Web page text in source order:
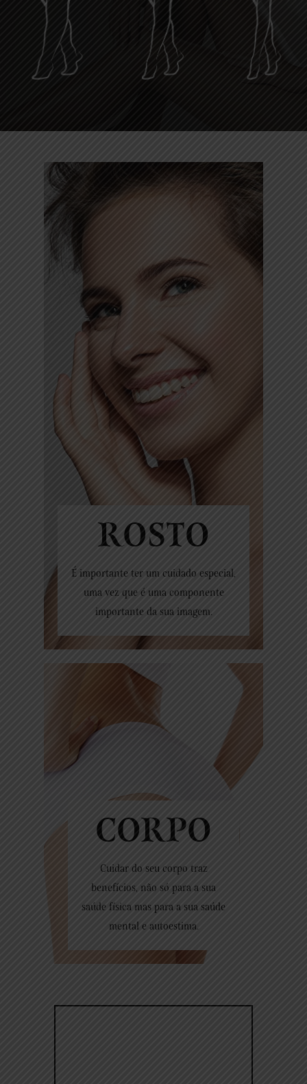
ROSTO
É importante ter um cuidado especial,
uma vez que é uma componente
importante da sua imagem.
CORPO
Cuidar do seu corpo traz
benefícios, não só para a sua
saúde física mas para a sua saúde
mental e autoestima.